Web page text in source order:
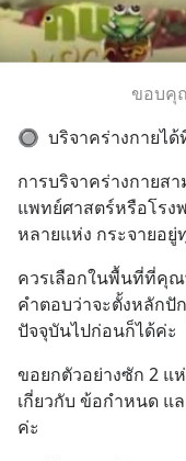
ขอบคุ
🔘  บริจาคร่างกายได้
การบริจาคร่างกายส
แพทย์ศาสตร์หรือโร
หลายแห่ง กระจายอ
ควรเลือกในพื้นที่ที่คุ
คำตอบว่าจะตั้งหลักปั
ปัจจุบันไปก่อนก็ได้ค่ะ
ขอยกตัวอย่างซัก 2 แ
เกี่ยวกับ ข้อกำหนด แ
ค่ะ